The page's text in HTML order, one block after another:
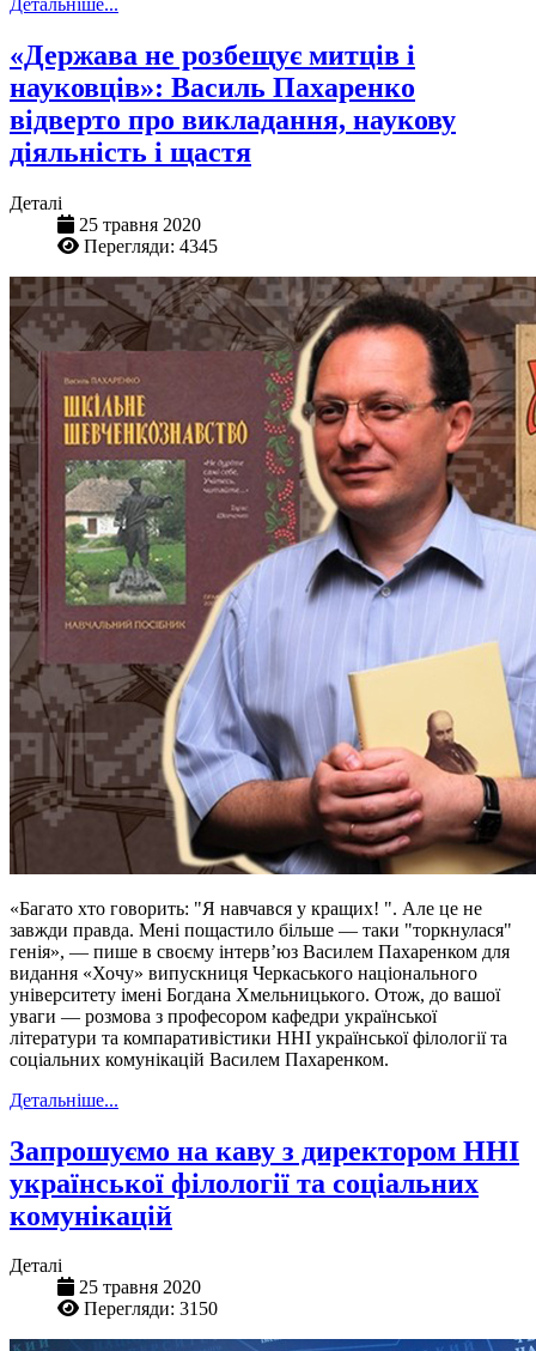
«Держава не розбещує митців і
науковців»: Василь Пахаренко
відверто про викладання, наукову
діяльність і щастя
Деталі
25 травня 2020
Перегляди: 4345
«Багато хто говорить: "Я навчався у кращих! ". Але це не
завжди правда. Мені пощастило більше — таки "торкнулася"
генія», — пише в своєму інтерв’юз Василем Пахаренком для
видання «Хочу» випускниця Черкаського національного
університету імені Богдана Хмельницького. Отож, до вашої
уваги — розмова з професором кафедри української
літератури та компаративістики ННІ української філології та
соціальних комунікацій Василем Пахаренком.
Детальніше...
Запрошуємо на каву з директором ННІ
української філології та соціальних
комунікацій
Деталі
25 травня 2020
Перегляди: 3150